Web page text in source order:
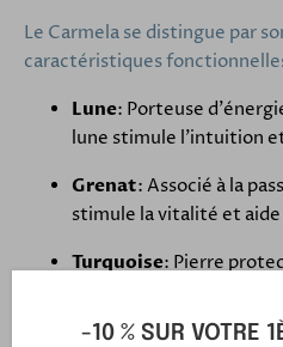
Le Carmela se distingue par
caractéristiques
Lune: Porteuse
lune stimule l'intuition
Grenat: Associé à la
stimule la vitalité et
Turquoise: Pierre
l'amitié.
-10 % SUR VOTRE